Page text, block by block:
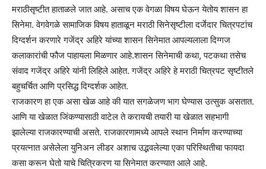
मराठीसृष्टीत हाताळले जात आहे. असाच एक वेगळा विषय घेऊन येतोय शासन हा
सिनेमा. वेगवेगळे सामाजिक विषय हाताळून मराठी सिनेसृष्टीला दर्जेदार चित्रपटांच
दिग्दर्शन करणारे गजेंद्र अहिरे यांच्या शासन सिनेमात आपल्यलाला दिग्गज
कलाकारांची फौज पाहायला मिळणार आहे.शासन सिनेमाची कथा, पटकथा तसेच
संवाद गजेंद्र अहिरे यांनी लिहिले आहेत. गजेंद्र अहिरे हे मराठी चित्रपट सृष्टीतले
बहुचर्चित आणि प्रसिद्ध दिग्दर्शक आहेत.
राजकारण हा एक असा खेळ आहे की यात सगळेजण भाग घेण्यास उत्सुक असतात.
आणि या खेळात जिंकण्यासाठी वाटेल ते करायची तयारी या खेळात सहभागी
झालेल्या राजकारण्याची असते. राजकारणामध्ये आपले स्थान निर्माण करण्याच्या
प्रयत्नात असेलेला युनिअन लीडर अशाच उद्भवलेल्या एका परिस्थितीचा फायदा
कसा करून घेतो याचे चित्रिकरण या सिनेमात करण्यात आले आहे.